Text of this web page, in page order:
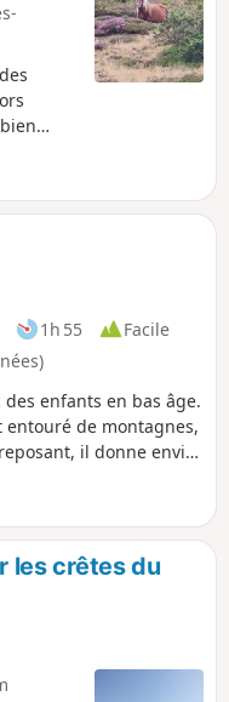
1h 55
Facile
enfants en bas âge.
entouré de montagnes,
il donne envie
les crêtes du